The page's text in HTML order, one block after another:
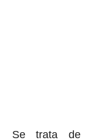
Se trata de